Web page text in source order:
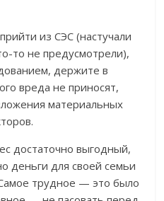
из СЭС (настучали
то не предусмотрели),
держите в
вреда не приносят,
материальных
достаточно выгодный,
деньги для своей семьи
трудное — это было